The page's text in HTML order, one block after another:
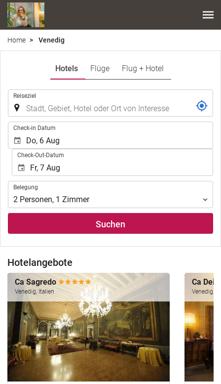
Home Venedig
Hotels Flüge Flug + Hotel
Reiseziel
Check-in Datum
Check-Out-Datum
Belegung
Belegung
2 Personen, 1 Zimmer
Suchen
Hotelangebote
Ca Sagredo
Venedig, Italien
Ca Dei
Venedig,